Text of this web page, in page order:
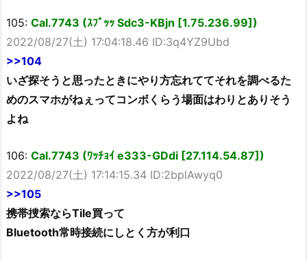
105: Cal.7743 (ｽﾌﾟｯｯ Sdc3-KBjn [1.75.236.99])
2022/08/27(土) 17:04:18.46 ID:3q4YZ9Ubd
>>104
いざ探そうと思ったときにやり方忘れててそれを調べるた
めのスマホがねぇってコンボくらう場面はわりとありそう
よね
106: Cal.7743 (ﾜｯﾁｮｲ e333-GDdi [27.114.54.87])
2022/08/27(土) 17:14:15.34 ID:2bplAwyq0
>>105
携帯捜索ならTile買って
Bluetooth常時接続にしとく方が利口